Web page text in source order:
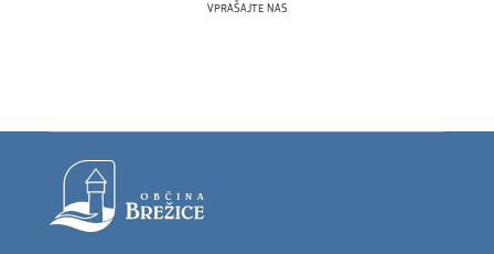
VPRAŠAJTE NAS
Noga strani